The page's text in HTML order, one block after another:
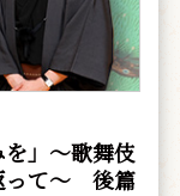
を」～歌舞伎
って～ 後篇